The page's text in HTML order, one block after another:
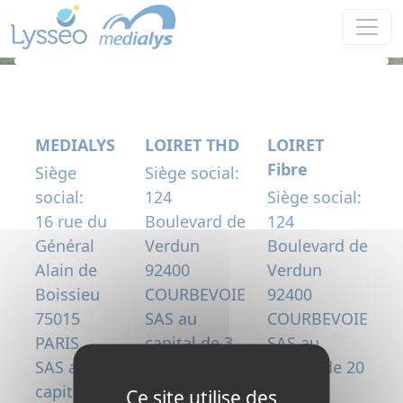
MEDIALYS
Siège
social:
16 rue du
Général
Alain de
Boissieu
75015
PARIS
SAS au
capital de
LOIRET THD
Siège social:
124
Boulevard de
Verdun
92400
COURBEVOIE
SAS au
capital de 3
€uros
LOIRET
Fibre
Siège social:
124
Boulevard de
Verdun
92400
COURBEVOIE
SAS au
capital de 20
000 000
Panneau de gestion des cookies
Ce site utilise des